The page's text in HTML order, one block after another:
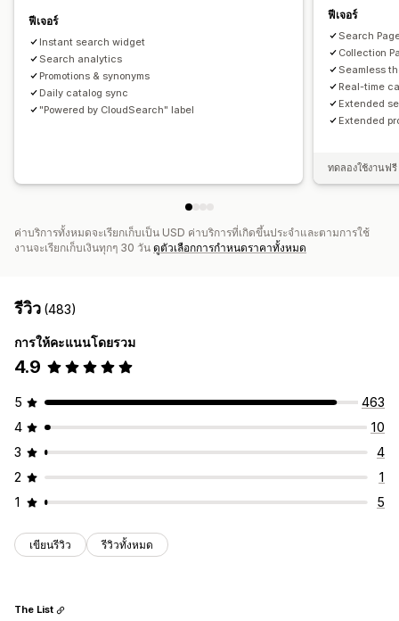
ฟีเจอร์
Instant search widget
Search analytics
Promotions & synonyms
Daily catalog sync
"Powered by CloudSearch" label
ฟีเจอร์
Search
Collection
Seamless
Real-time
Extended
Extended
ทดลองใช้งานฟ
ค่าบริการทั้งหมดจะเรียกเก็บเป็น USD ค่าบริการที่เกิดขึ้นประจำและตามการใช้
งานจะเรียกเก็บเงินทุกๆ 30 วัน ดูตัวเลือกการกำหนดราคาทั้งหมด
รีวิว (483)
การให้คะแนนโดยรวม
4.9
5
463
4
10
3
4
2
1
1
5
เขียนรีวิว รีวิวทั้งหมด
The List